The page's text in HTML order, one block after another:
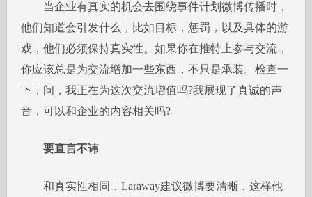
当企业有真实的机会去围绕事件计划微博传播时，
他们知道会引发什么，比如目标，惩罚，以及具体的游
戏，他们必须保持真实性。如果你在推特上参与交流，
你应该总是为交流增加一些东西，不只是承装。检查一
下，问，我正在为这次交流增值吗?我展现了真诚的声
音，可以和企业的内容相关吗?
要直言不讳
和真实性相同，Laraway建议微博要清晰，这样他